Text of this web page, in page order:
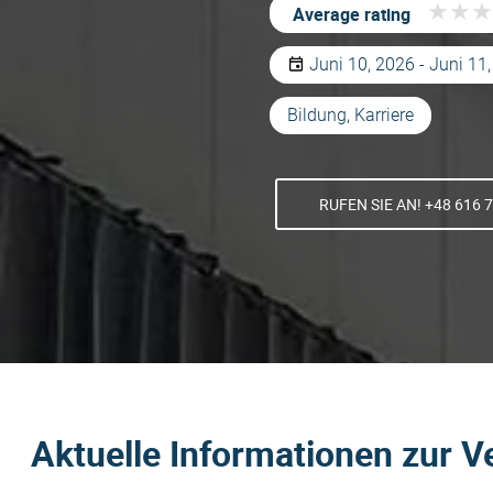
Average rating ★ ★ ★
★ ★ ★
Juni 10, 2026 - Juni
Bildung, Karriere
RUFEN SIE AN! +48 616
Aktuelle Informationen zur